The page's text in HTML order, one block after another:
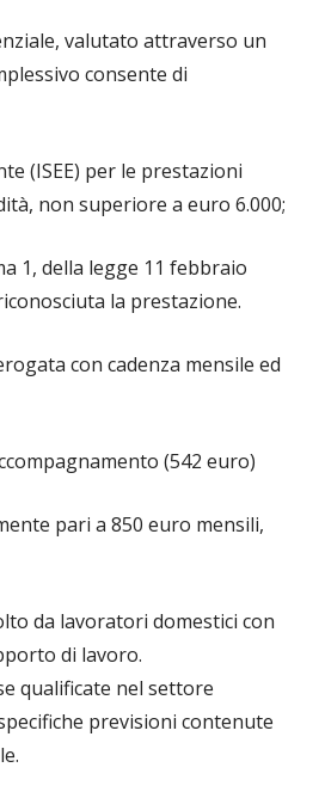
valutato attraverso un
consente di
(ISEE) per le prestazioni
non superiore a euro 6.000;
1, della legge 11 febbraio
la prestazione.
con cadenza mensile ed
(542 euro)
pari a 850 euro mensili,
da lavoratori domestici con
di lavoro.
qualificate nel settore
previsioni contenute